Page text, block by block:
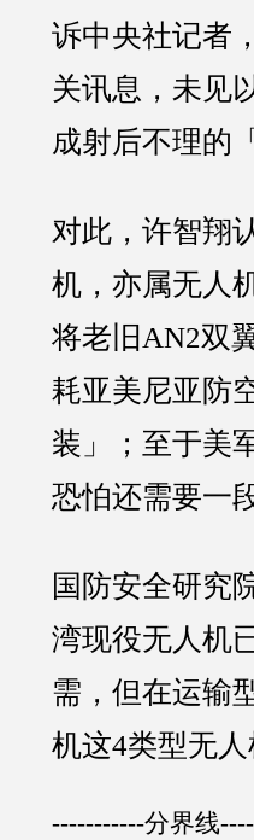
诉中央社记者
关讯息，未见
成射后不理的
对此，许智翔
机，亦属无人
将老旧AN2双
耗亚美尼亚防
装」；至于美
恐怕还需要一
国防安全研究
湾现役无人机
需，但在运输
机这4类型无
-----------分界线